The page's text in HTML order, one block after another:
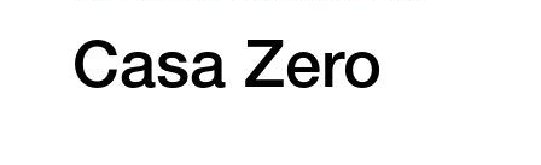
Casa Zero